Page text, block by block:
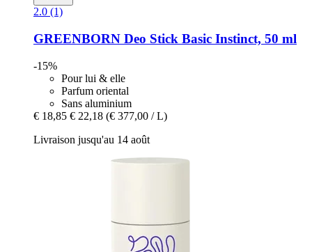
2.0 (1)
GREENBORN Deo Stick Basic Instinct, 50 ml
-15%
Pour lui & elle
Parfum oriental
Sans aluminium
€ 18,85 € 22,18 (€ 377,00 / L)
Livraison jusqu'au 14 août